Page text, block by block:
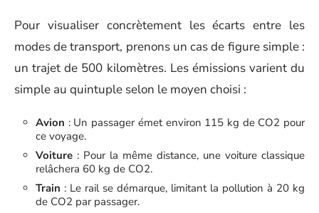
Pour visualiser concrètement les écarts entre les
modes de transport, prenons un cas de figure simple :
un trajet de 500 kilomètres. Les émissions varient du
simple au quintuple selon le moyen choisi :
Avion : Un passager émet environ 115 kg de CO2 pour
ce voyage.
Voiture : Pour la même distance, une voiture classique
relâchera 60 kg de CO2.
Train : Le rail se démarque, limitant la pollution à 20 kg
de CO2 par passager.